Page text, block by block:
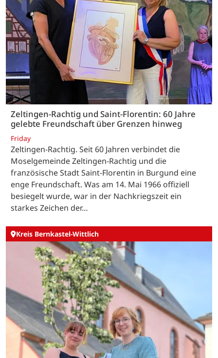
Zeltingen-Rachtig und Saint-Florentin: 60 Jahre
gelebte Freundschaft über Grenzen hinweg
Friday
Zeltingen-Rachtig. Seit 60 Jahren verbindet die
Moselgemeinde Zeltingen-Rachtig und die
französische Stadt Saint-Florentin in Burgund eine
enge Freundschaft. Was am 14. Mai 1966 offiziell
besiegelt wurde, war in der Nachkriegszeit ein
starkes Zeichen der…
Kreis Bernkastel-Wittlich